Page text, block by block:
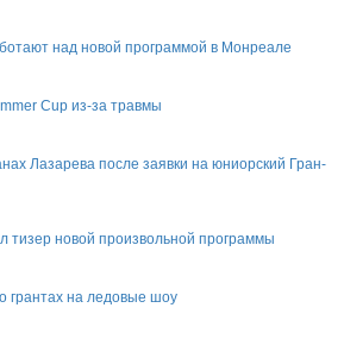
над новой программой в Монреале
Cup из-за травмы
Лазарева после заявки на юниорский Гран-
новой произвольной программы
грантах на ледовые шоу